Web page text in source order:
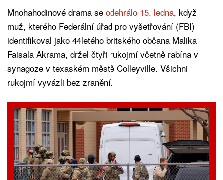
Mnohahodinové drama se odehrálo 15. ledna, když
muž, kterého Federální úřad pro vyšetřování (FBI)
identifikoval jako 44letého britského občana Malika
Faisala Akrama, držel čtyři rukojmí včetně rabína v
synagoze v texaském městě Colleyville. Všichni
rukojmí vyvázli bez zranění.